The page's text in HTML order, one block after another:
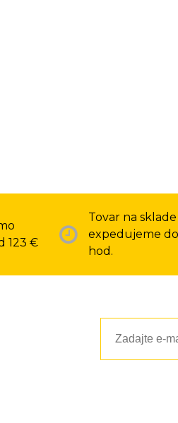
123 €
Tovar na sklade
expedujeme
hod.